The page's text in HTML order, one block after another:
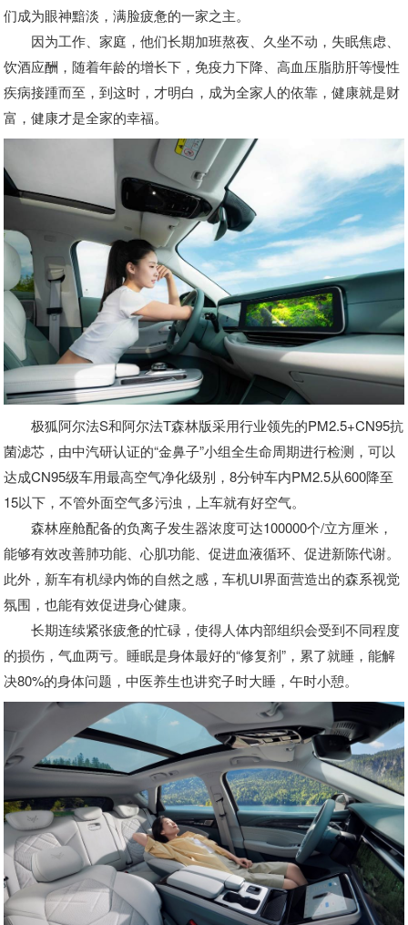
们成为眼神黯淡，满脸疲惫的一家之主。
因为工作、家庭，他们长期加班熬夜、久坐不动，失眠焦虑、
饮酒应酬，随着年龄的增长下，免疫力下降、高血压脂肪肝等慢性
疾病接踵而至，到这时，才明白，成为全家人的依靠，健康就是财
富，健康才是全家的幸福。
极狐阿尔法S和阿尔法T森林版采用行业领先的PM2.5+CN95抗
菌滤芯，由中汽研认证的“金鼻子”小组全生命周期进行检测，可以
达成CN95级车用最高空气净化级别，8分钟车内PM2.5从600降至
15以下，不管外面空气多污浊，上车就有好空气。
森林座舱配备的负离子发生器浓度可达100000个/立方厘米，
能够有效改善肺功能、心肌功能、促进血液循环、促进新陈代谢。
此外，新车有机绿内饰的自然之感，车机UI界面营造出的森系视觉
氛围，也能有效促进身心健康。
长期连续紧张疲惫的忙碌，使得人体内部组织会受到不同程度
的损伤，气血两亏。睡眠是身体最好的“修复剂”，累了就睡，能解
决80%的身体问题，中医养生也讲究子时大睡，午时小憩。